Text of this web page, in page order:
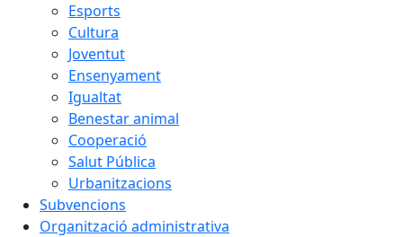
Esports
Cultura
Joventut
Ensenyament
Igualtat
Benestar animal
Cooperació
Salut Pública
Urbanitzacions
Subvencions
Organització administrativa